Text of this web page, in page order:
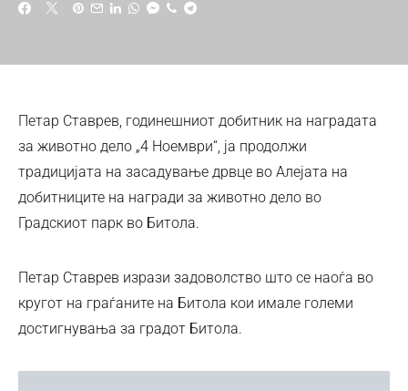
Петар Ставрев, годинешниот добитник на наградата
за животно дело „4 Ноември“, ја продолжи
традицијата на засадување дрвце во Алејата на
добитниците на награди за животно дело во
Градскиот парк во Битола.
Петар Ставрев изрази задоволство што се наоѓа во
кругот на граѓаните на Битола кои имале големи
достигнувања за градот Битола.